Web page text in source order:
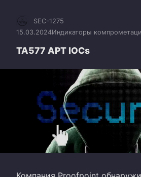
SEC-1275
15.03.2024Индикаторы
TA577 APT IOCs